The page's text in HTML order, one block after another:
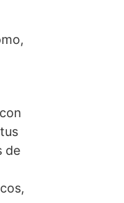
de